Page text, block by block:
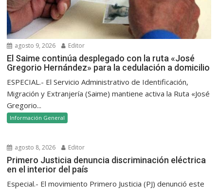
agosto 9, 2026 Editor
El Saime continúa desplegado con la ruta «José
Gregorio Hernández» para la cedulación a domicilio
ESPECIAL.- El Servicio Administrativo de Identificación,
Migración y Extranjería (Saime) mantiene activa la Ruta «José
Gregorio...
Información General
agosto 8, 2026 Editor
Primero Justicia denuncia discriminación eléctrica
en el interior del país
Especial.- El movimiento Primero Justicia (PJ) denunció este